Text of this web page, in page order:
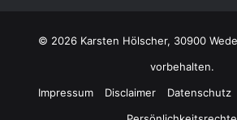
© 2026 Karsten Hölscher, 30900
vorbehalten.
Impressum
Disclaimer Datenschutz